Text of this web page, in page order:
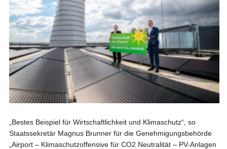
„Bestes Beispiel für Wirtschaftlichkeit und Klimaschutz“, so
Staatssekretär Magnus Brunner für die Genehmigungsbehörde
„Airport – Klimaschutzoffensive für CO2 Neutralität – PV-Anlagen